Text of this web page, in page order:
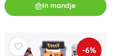
In mandje
-6%